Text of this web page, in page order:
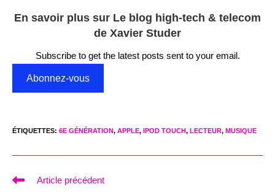
En savoir plus sur Le blog high-tech & telecom
de Xavier Studer
Subscribe to get the latest posts sent to your email.
Abonnez-vous
ÉTIQUETTES: 6E GÉNÉRATION, APPLE, IPOD TOUCH, LECTEUR, MUSIQUE
Read
Article précédent